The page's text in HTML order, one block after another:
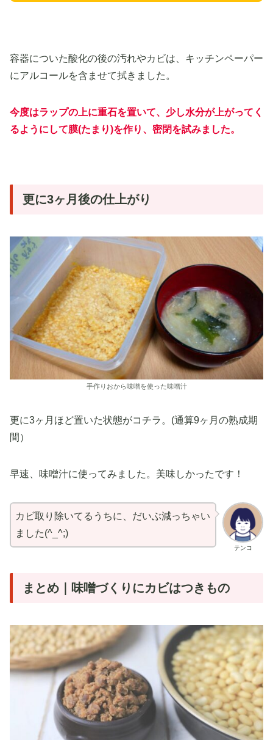
容器についた酸化の後の汚れやカビは、キッチンペーパー
にアルコールを含ませて拭きました。
今度はラップの上に重石を置いて、少し水分が上がってく
るようにして膜(たまり)を作り、密閉を試みました。
更に3ヶ月後の仕上がり
手作りおから味噌を使った味噌汁
更に3ヶ月ほど置いた状態がコチラ。(通算9ヶ月の熟成期
間）
早速、味噌汁に使ってみました。美味しかったです！
テンコ
カビ取り除いてるうちに、だいぶ減っちゃい
ました(^_^;)
まとめ｜味噌づくりにカビはつきもの